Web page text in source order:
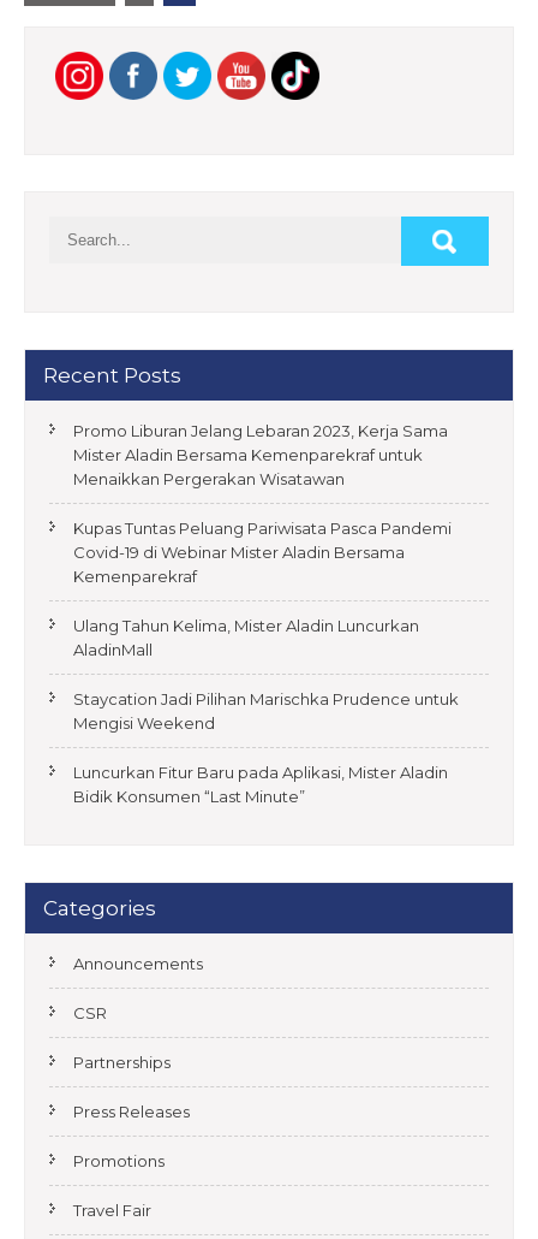
o
a
t
Recent Posts
Promo Liburan Jelang Lebaran 2023, Kerja Sama
Mister Aladin Bersama Kemenparekraf untuk
Menaikkan Pergerakan Wisatawan
Kupas Tuntas Peluang Pariwisata Pasca Pandemi
Covid-19 di Webinar Mister Aladin Bersama
Kemenparekraf
Ulang Tahun Kelima, Mister Aladin Luncurkan
AladinMall
Staycation Jadi Pilihan Marischka Prudence untuk
Mengisi Weekend
Luncurkan Fitur Baru pada Aplikasi, Mister Aladin
Bidik Konsumen “Last Minute”
Categories
Announcements
CSR
Partnerships
Press Releases
Promotions
Travel Fair